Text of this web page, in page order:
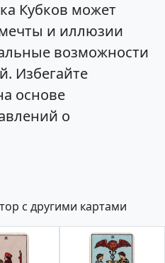
Кубков может
и иллюзии
возможности
Избегайте
основе
о
с другими картами